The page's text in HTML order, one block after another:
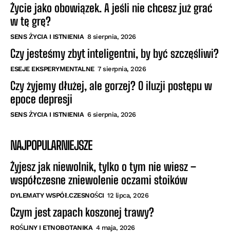
Życie jako obowiązek. A jeśli nie chcesz już grać
w tę grę?
SENS ŻYCIA I ISTNIENIA 8 sierpnia, 2026
Czy jesteśmy zbyt inteligentni, by być szczęśliwi?
ESEJE EKSPERYMENTALNE 7 sierpnia, 2026
Czy żyjemy dłużej, ale gorzej? O iluzji postępu w
epoce depresji
SENS ŻYCIA I ISTNIENIA 6 sierpnia, 2026
NAJPOPULARNIEJSZE
Żyjesz jak niewolnik, tylko o tym nie wiesz –
współczesne zniewolenie oczami stoików
DYLEMATY WSPÓŁCZESNOŚCI 12 lipca, 2026
Czym jest zapach koszonej trawy?
ROŚLINY I ETNOBOTANIKA 4 maja, 2026